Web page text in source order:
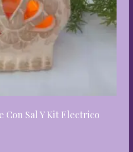
Con Sal Y Kit Electrico